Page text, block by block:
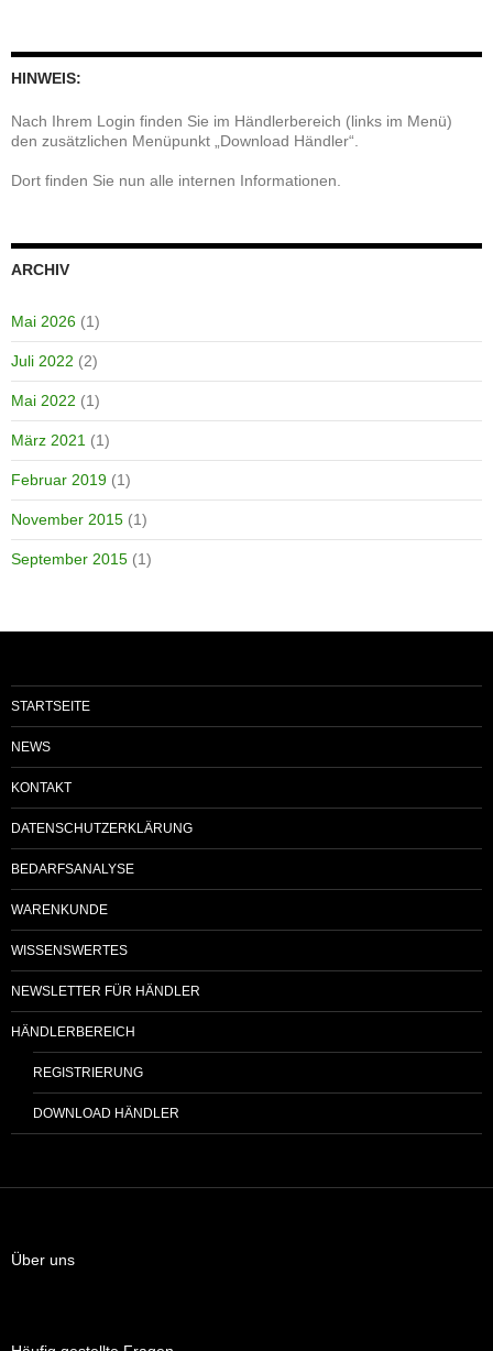
HINWEIS:
Nach Ihrem Login finden Sie im Händlerbereich (links im Menü)
den zusätzlichen Menüpunkt „Download Händler“.
Dort finden Sie nun alle internen Informationen.
ARCHIV
Mai 2026 (1)
Juli 2022 (2)
Mai 2022 (1)
März 2021 (1)
Februar 2019 (1)
November 2015 (1)
September 2015 (1)
STARTSEITE
NEWS
KONTAKT
DATENSCHUTZERKLÄRUNG
BEDARFSANALYSE
WARENKUNDE
WISSENSWERTES
NEWSLETTER FÜR HÄNDLER
HÄNDLERBEREICH
REGISTRIERUNG
DOWNLOAD HÄNDLER
Über uns